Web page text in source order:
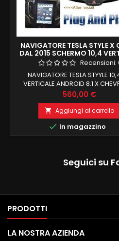
NAVIGATORE TESLA STYLE X
DAL 2015 SCHERMO 10,4
CARPLAY GIANTECHRecensioni:
NAVIGATORE TESLA STYYLE
VERTICALE ANDROID 8.1 X
CRUZE DAL 2009 AL 2014
TOTALE FUNZIONI DI BORDO E
VOLANTE 4GB RAM 32 GB ROM
INTEGRATO
Prezzo
560,00 €
 Aggiungi al carrello
 In magazzino
Seguici su
PRODOTTI
LA NOSTRA AZIENDA